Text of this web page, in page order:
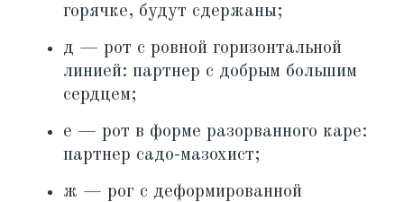
горячке, будут сдержаны;
д — рот с ровной горизонтальной
линией: партнер с добрым большим
сердцем;
е — рот в форме разорванного каре:
партнер садо-мазохист;
ж — рог с деформированной